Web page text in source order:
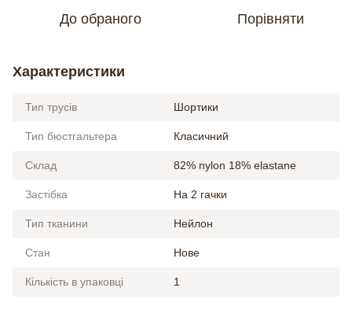
До обраного Порівняти
Характеристики
Тип трусів Шортики
Тип бюстгальтера Класичний
Склад 82% nylon 18% elastane
Застібка На 2 гачки
Тип тканини Нейлон
Стан Нове
Кількість в упаковці 1